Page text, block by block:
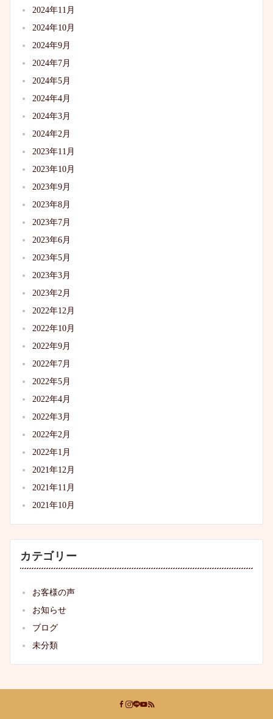
2024年11月
2024年10月
2024年9月
2024年7月
2024年5月
2024年4月
2024年3月
2024年2月
2023年11月
2023年10月
2023年9月
2023年8月
2023年7月
2023年6月
2023年5月
2023年3月
2023年2月
2022年12月
2022年10月
2022年9月
2022年7月
2022年5月
2022年4月
2022年3月
2022年2月
2022年1月
2021年12月
2021年11月
2021年10月
カテゴリー
お客様の声
お知らせ
ブログ
未分類